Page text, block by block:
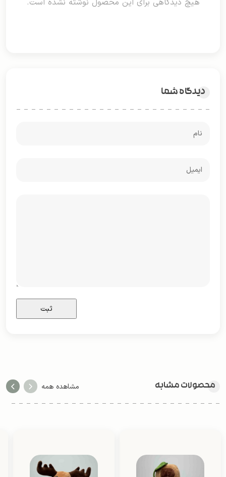
هیچ دیدگاهی برای این محصول نوشته نشده است.
دیدگاه شما
محصولات مشابه مشاهده همه